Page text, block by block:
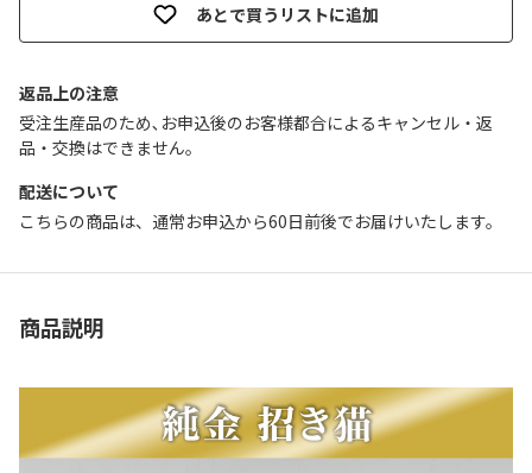
あとで買うリストに追加
返品上の注意
受注生産品のため､お申込後のお客様都合によるキャンセル・返
品・交換はできません｡
配送について
こちらの商品は、通常お申込から60日前後でお届けいたします。
商品説明